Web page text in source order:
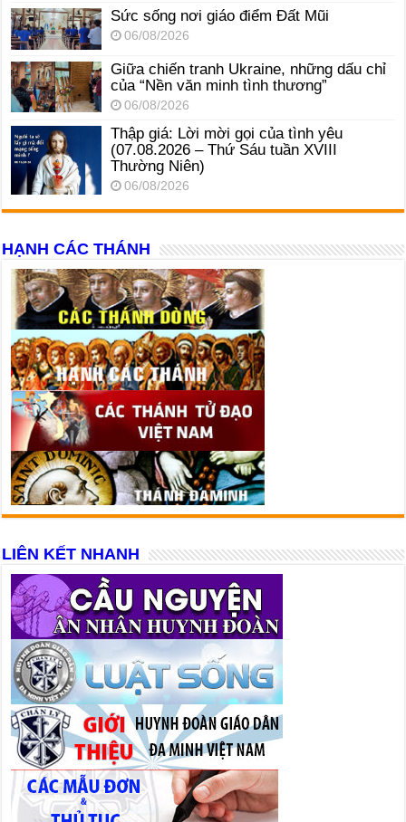
Sức sống nơi giáo điểm Đất Mũi
06/08/2026
Giữa chiến tranh Ukraine, những dấu chỉ
của “Nền văn minh tình thương”
06/08/2026
Thập giá: Lời mời gọi của tình yêu
(07.08.2026 – Thứ Sáu tuần XVIII
Thường Niên)
06/08/2026
HẠNH CÁC THÁNH
LIÊN KẾT NHANH